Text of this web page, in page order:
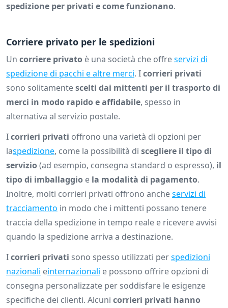
spedizione per privati e come funzionano.
Corriere privato per le spedizioni
Un corriere privato è una società che offreservizi di
spedizione di pacchi e altre merci. Icorrieri privati
sono solitamentescelti dai mittenti per il trasporto di
merci in modo rapido e affidabile, spesso in
alternativa al servizio postale.
Icorrieri privati offrono una varietà di opzioni per
laspedizione, come la possibilità di scegliere il tipo di
servizio(ad esempio, consegna standard o espresso), il
tipo di imballaggio e la modalità di pagamento.
Inoltre, molti corrieri privati offrono ancheservizi di
tracciamento in modo che i mittenti possano tenere
traccia della spedizione in tempo reale e ricevere avvisi
quando la spedizione arriva a destinazione.
Icorrieri privati sono spesso utilizzati perspedizioni
nazionali einternazionali e possono offrire opzioni di
consegna personalizzate per soddisfare le esigenze
specifiche dei clienti. Alcuni corrieri privati hanno